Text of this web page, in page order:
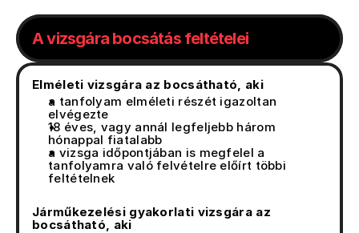
A vizsgára bocsátás feltételei
Elméleti vizsgára az bocsátható, aki
a tanfolyam elméleti részét igazoltan
elvégezte
18 éves, vagy annál legfeljebb három
hónappal fiatalabb
a vizsga időpontjában is megfelel a
tanfolyamra való felvételre előírt többi
feltételnek
Járműkezelési gyakorlati vizsgára az
bocsátható, aki